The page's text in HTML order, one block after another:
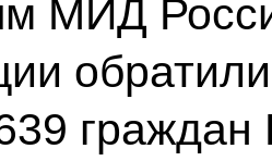
МИД
граждан